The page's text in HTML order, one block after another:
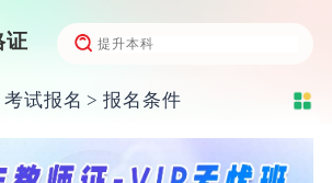
证
考试报名 > 报名条件